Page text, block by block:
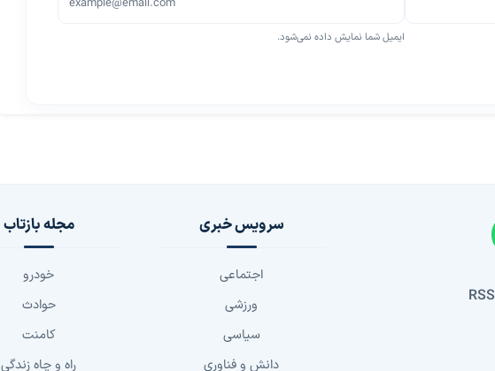
ایمیل شما نمایش داده نمی‌شود.
RSS
سرویس خبری
اجتماعی
ورزشی
سیاسی
دانش و فناوری
مجله بازتاب
خودرو
حوادث
کامنت
راه و چاه زندگی